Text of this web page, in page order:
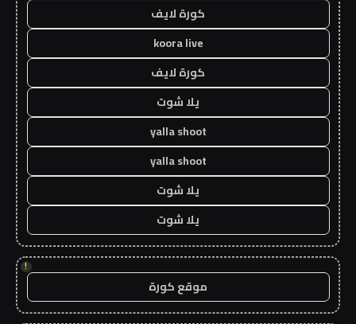
كورة لايف
koora live
كورة لايف
يلا شوت
yalla shoot
yalla shoot
يلا شوت
يلا شوت
!
موقع كورة